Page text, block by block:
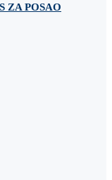
ZA POSAO